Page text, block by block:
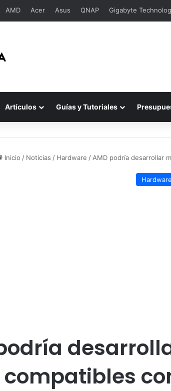
AMD Acer Asus QNAP Gigabyte
Artículos Guías y Tutoriales
Inicio / Noticias / Hardware / AMD podría desarrollar
Hardware
compatibles